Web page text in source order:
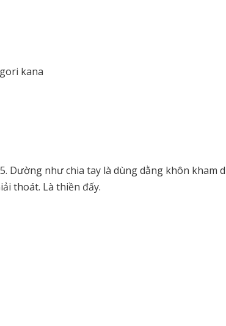
kana
Dường như chia tay là dùng dằng khôn kham
thoát. Là thiền đấy.